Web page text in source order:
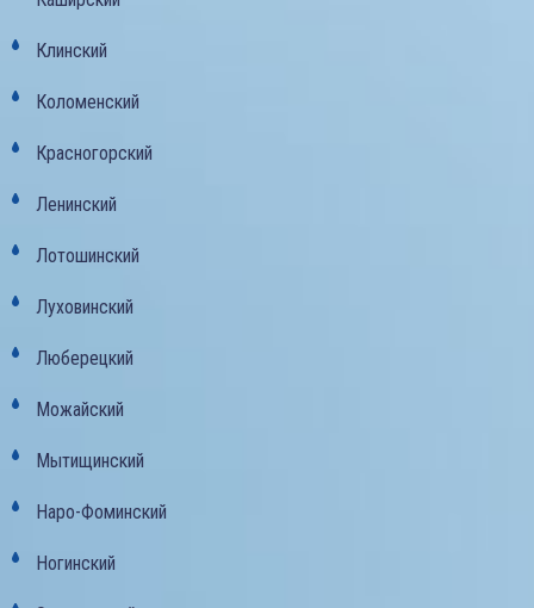
Клинский
Коломенский
Красногорский
Ленинский
Лотошинский
Луховинский
Люберецкий
Можайский
Мытищинский
Наро-Фоминский
Ногинский